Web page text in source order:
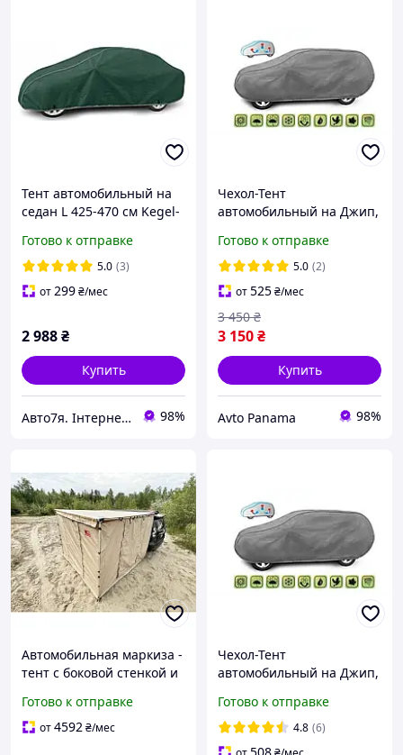
Тент автомобильный на
седан L 425-470 см Kegel-
Garage 5-4743-248-3050
Готово к отправке
5.0 (3)
от299₴/мес
2 988₴
Купить
Авто7я. Інтернет магазин автотоварів avto7ya.com.ua 98%
Чехол-Тент
автомобильный на Джип,
510 см (Mobile Garage)
Готово к отправке
5.0 (2)
от525₴/мес
3 150₴
3 450 ₴
Купить
Avto Panama 98%
Автомобильная маркиза -
тент с боковой стенкой и
2,5 х 2,5 метра (съемный
пол + LED свет)
Готово к отправке
от4592₴/мес
Чехол-Тент
автомобильный на Джип,
460 см (Mobile Garage)
Готово к отправке
4.8 (6)